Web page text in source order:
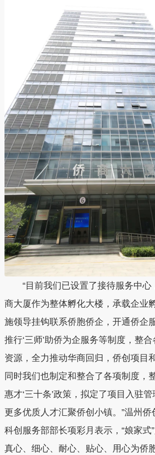
“目前我们已设置了接待服务中心
商大厦作为整体孵化大楼，承载企业
施领导挂钩联系侨胞侨企，开通侨企
推行‘三师’助侨为企服务等制度，整
资源，全力推动华商回归，侨创项目
同时我们也制定和整合了各项制度，
惠才‘三十条’政策，拟定了项目入驻管
更多优质人才汇聚侨创小镇。”温州侨
科创服务部部长项彩月表示，“娘家式
真心、细心、耐心、贴心、用心为侨